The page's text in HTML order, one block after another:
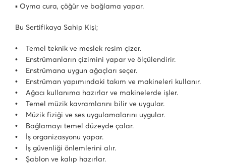
▪ Oyma cura, çöğür ve bağlama yapar.
Bu Sertifikaya Sahip Kişi;
• Temel teknik ve meslek resim çizer.
• Enstrümanların çizimini yapar ve ölçülendirir.
• Enstrümana uygun ağaçları seçer.
• Enstrüman yapımındaki takım ve makineleri kullanır.
• Ağacı kullanıma hazırlar ve makinelerde işler.
• Temel müzik kavramlarını bilir ve uygular.
• Müzik fiziği ve ses uygulamalarını uygular.
• Bağlamayı temel düzeyde çalar.
• İş organizasyonu yapar.
• İş güvenliği önlemlerini alır.
• Şablon ve kalıp hazırlar.